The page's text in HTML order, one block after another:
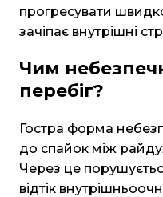
прогресувати
зачіпає внутрішні
Чим
перебіг?
Гостра форма
до спайок між
Через це
відтік